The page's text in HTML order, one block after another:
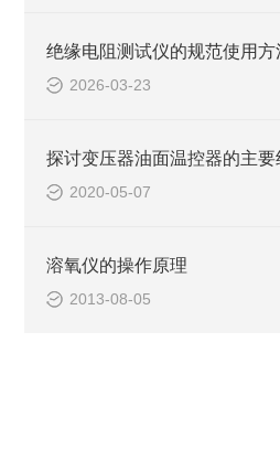
2026-03-23
2020-05-07
溶氧仪的操作原理
2013-08-05